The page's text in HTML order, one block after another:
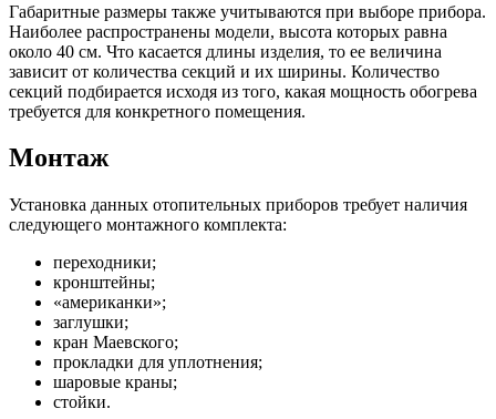
Габаритные размеры также учитываются при выборе прибора.
Наиболее распространены модели, высота которых равна
около 40 см. Что касается длины изделия, то ее величина
зависит от количества секций и их ширины. Количество
секций подбирается исходя из того, какая мощность обогрева
требуется для конкретного помещения.
Монтаж
Установка данных отопительных приборов требует наличия
следующего монтажного комплекта:
переходники;
кронштейны;
«американки»;
заглушки;
кран Маевского;
прокладки для уплотнения;
шаровые краны;
стойки.